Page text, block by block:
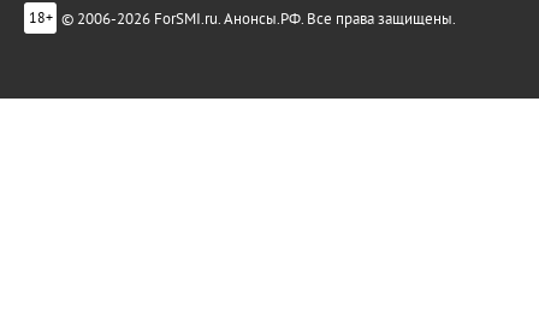
18+ © 2006-2026 ForSMI.ru. Анонсы.РФ. Все права защищены.